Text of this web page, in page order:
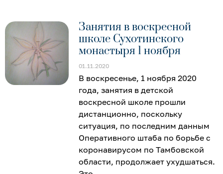
Занятия в воскресной
школе Сухотинского
монастыря 1 ноября
01.11.2020
В воскресенье, 1 ноября 2020
года, занятия в детской
воскресной школе прошли
дистанционно, поскольку
ситуация, по последним данным
Оперативного штаба по борьбе с
коронавирусом по Тамбовской
области, продолжает ухудшаться.